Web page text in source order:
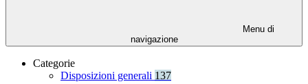
Menu di
navigazione
Categorie
Disposizioni generali 137